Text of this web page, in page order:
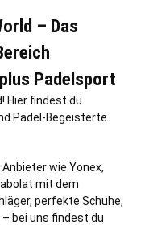
– Das
Padelsport
Hier findest du
Padel-Begeisterte
wie Yonex,
mit dem
perfekte Schuhe,
bei uns findest du